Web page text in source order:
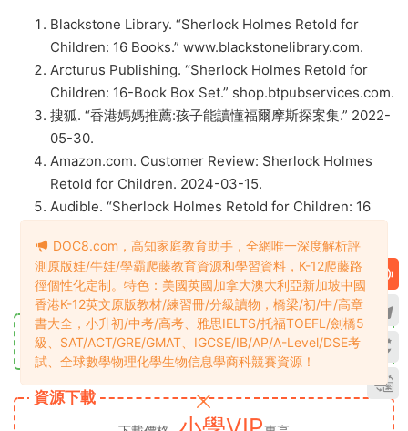
Blackstone Library. “Sherlock Holmes Retold for
Children: 16 Books.” www.blackstonelibrary.com.
Arcturus Publishing. “Sherlock Holmes Retold for
Children: 16-Book Box Set.” shop.btpubservices.com.
搜狐. “香港媽媽推薦:孩子能讀懂福爾摩斯探案集.” 2022-
05-30.
Amazon.com. Customer Review: Sherlock Holmes
Retold for Children. 2024-03-15.
Audible. “Sherlock Holmes Retold for Children: 16
小花生. “福爾摩斯兒童版書評.” www.xiaohuasheng.cn.
Wikipedia. “Sherlock Holmes.”
資源目錄1 立即查看
資源下載
DOC8.com，高知家庭教育助手，全網唯一深度解析評
測原版娃/牛娃/學霸爬藤教育資源和學習資料，K-12爬藤路
徑個性化定制。特色：美國英國加拿大澳大利亞新加坡中國
香港K-12英文原版教材/練習冊/分級讀物，橋梁/初/中/高章
書大全，小升初/中考/高考、雅思IELTS/托福TOEFL/劍橋5
級、SAT/ACT/GRE/GMAT、IGCSE/IB/AP/A-Level/DSE考
試、全球數學物理化學生物信息學商科競賽資源！